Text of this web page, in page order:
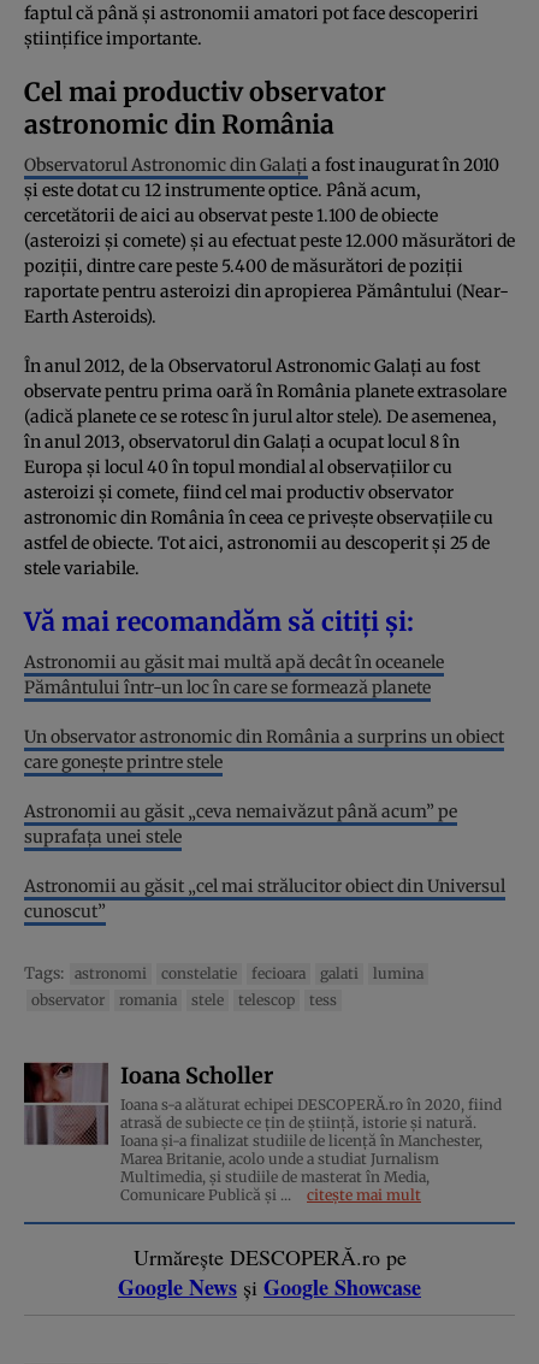
faptul că până și astronomii amatori pot face descoperiri
științifice importante.
Cel mai productiv observator
astronomic din România
Observatorul Astronomic din Galați a fost inaugurat în 2010
și este dotat cu 12 instrumente optice. Până acum,
cercetătorii de aici au observat peste 1.100 de obiecte
(asteroizi și comete) și au efectuat peste 12.000 măsurători de
poziții, dintre care peste 5.400 de măsurători de poziții
raportate pentru asteroizi din apropierea Pământului (Near-
Earth Asteroids).
În anul 2012, de la Observatorul Astronomic Galați au fost
observate pentru prima oară în România planete extrasolare
(adică planete ce se rotesc în jurul altor stele). De asemenea,
în anul 2013, observatorul din Galați a ocupat locul 8 în
Europa și locul 40 în topul mondial al observațiilor cu
asteroizi și comete, fiind cel mai productiv observator
astronomic din România în ceea ce privește observațiile cu
astfel de obiecte. Tot aici, astronomii au descoperit și 25 de
stele variabile.
Vă mai recomandăm să citiți și:
Astronomii au găsit mai multă apă decât în oceanele
Pământului într-un loc în care se formează planete
Un observator astronomic din România a surprins un obiect
care gonește printre stele
Astronomii au găsit „ceva nemaivăzut până acum” pe
suprafața unei stele
Astronomii au găsit „cel mai strălucitor obiect din Universul
cunoscut”
Tags: astronomi constelatie fecioara galati
lumina
observator
romania stele telescop tess
Ioana Scholler
Ioana s-a alăturat echipei DESCOPERĂ.ro în 2020, fiind
atrasă de subiecte ce țin de știință, istorie și natură.
Ioana și-a finalizat studiile de licență în Manchester,
Marea Britanie, acolo unde a studiat Jurnalism
Multimedia, și studiile de masterat în Media,
Comunicare Publică și ...
citește mai mult
Urmărește DESCOPERĂ.ro pe
Google News și Google Showcase